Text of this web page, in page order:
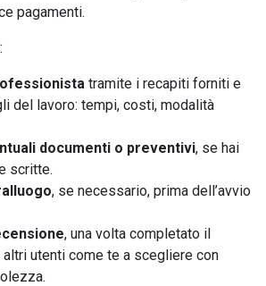
pagamenti.
tramite i recapiti forniti e
del lavoro: tempi, costi, modalità
documenti o preventivi, se hai
scritte.
, se necessario, prima dell’avvio
, una volta completato il
utenti come te a scegliere con